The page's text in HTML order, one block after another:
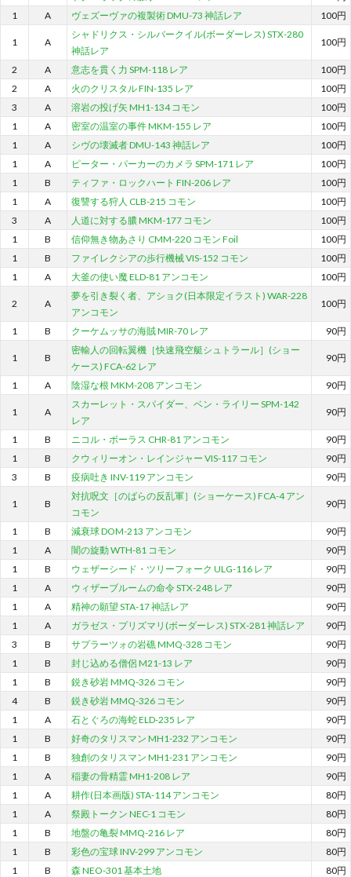
1
A ヴェズーヴァの複製術 DMU-73 神話レア 100円
1 A
シャドリクス・シルバークイル(ボーダーレス) STX-280
神話レア
100円
2 A 意志を貫く力 SPM-118 レア
100円
2
A 火のクリスタル FIN-135 レア
100円
3
A 溶岩の投げ矢 MH1-134 コモン
100円
1
A 密室の温室の事件 MKM-155 レア
100円
1
A シヴの壊滅者 DMU-143 神話レア
100円
1
A ピーター・パーカーのカメラ SPM-171 レア
100円
1
B ティファ・ロックハート FIN-206 レア
100円
1
A 復讐する狩人 CLB-215 コモン
100円
3
A 人道に対する膿 MKM-177 コモン
100円
1
B 信仰無き物あさり CMM-220 コモン Foil
100円
1
B ファイレクシアの歩行機械 VIS-152 コモン
100円
1
A 大釜の使い魔 ELD-81 アンコモン 100円
2 A
夢を引き裂く者、アショク(日本限定イラスト) WAR-228
アンコモン
100円
1 B クーケムッサの海賊 MIR-70 レア 90円
1 B
密輸人の回転翼機［快速飛空艇シュトラール］(ショー
ケース) FCA-62 レア
90円
1 A 陰湿な根 MKM-208 アンコモン 90円
1 A
スカーレット・スパイダー、ベン・ライリー SPM-142
レア
90円
1 B ニコル・ボーラス CHR-81 アンコモン
90円
1
B クウィリーオン・レインジャー VIS-117 コモン
90円
3
B 疫病吐き INV-119 アンコモン 90円
1 B
対抗呪文［のばらの反乱軍］(ショーケース) FCA-4 アン
コモン
90円
1 B 減衰球 DOM-213 アンコモン
90円
1
A 闇の旋動 WTH-81 コモン
90円
1
B ウェザーシード・ツリーフォーク ULG-116 レア
90円
1
A ウィザーブルームの命令 STX-248 レア
90円
1
A 精神の願望 STA-17 神話レア
90円
1
A ガラゼス・プリズマリ(ボーダーレス) STX-281 神話レア
90円
3
B サプラーツォの岩礁 MMQ-328 コモン
90円
1
B 封じ込める僧侶 M21-13 レア
90円
1
B 鋭き砂岩 MMQ-326 コモン
90円
4
B 鋭き砂岩 MMQ-326 コモン
90円
1
A 石とぐろの海蛇 ELD-235 レア
90円
1
B 好奇のタリスマン MH1-232 アンコモン
90円
1
B 独創のタリスマン MH1-231 アンコモン
90円
1
A 稲妻の骨精霊 MH1-208 レア
90円
1
A 耕作(日本画版) STA-114 アンコモン
80円
1
A 祭殿トークン NEC-1 コモン
80円
1
B 地盤の亀裂 MMQ-216 レア
80円
1
B 彩色の宝球 INV-299 アンコモン
80円
1
B 森 NEO-301 基本土地
80円